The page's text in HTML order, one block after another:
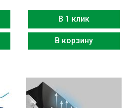
В 1 клик
В корзину